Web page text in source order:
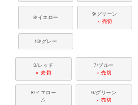
8/イエロー
9/グリーン
× 売切
13/グレー
3/レッド
× 売切
7/ブルー
× 売切
8/イエロー
△
9/グリーン
× 売切